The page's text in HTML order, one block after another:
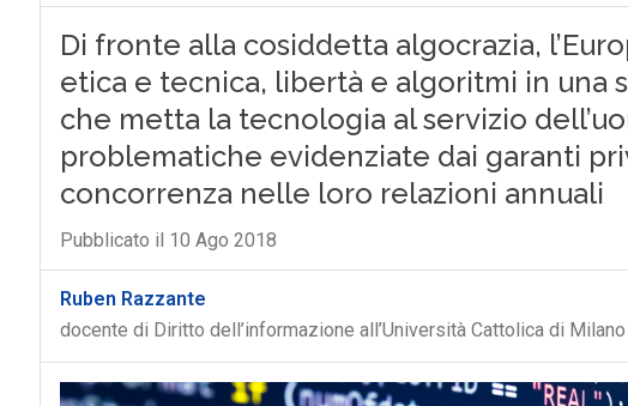
Di fronte alla cosiddetta algocrazia,
etica e tecnica, libertà e algoritmi in una
che metta la tecnologia al servizio
problematiche evidenziate dai garanti
concorrenza nelle loro relazioni annuali
Pubblicato il 10 Ago 2018
Ruben Razzante
docente di Diritto dell’informazione all’Università Cattolica di